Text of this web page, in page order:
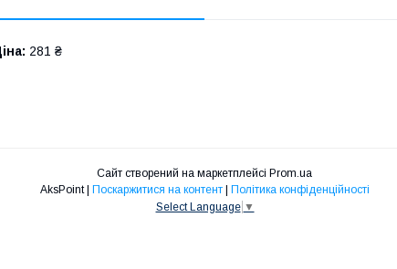
281 ₴
Сайт створений на маркетплейсі Prom.ua
AksPoint | Поскаржитися на контент | Політика конфіденційності
Select Language ▼